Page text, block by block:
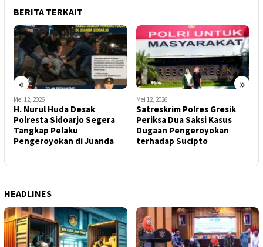
BERITA TERKAIT
« »
Mei 12, 2026
H. Nurul Huda Desak
Polresta Sidoarjo Segera
Tangkap Pelaku
Pengeroyokan di Juanda
Mei 12, 2026
Satreskrim Polres Gresik
Periksa Dua Saksi Kasus
Dugaan Pengeroyokan
terhadap Sucipto
HEADLINES